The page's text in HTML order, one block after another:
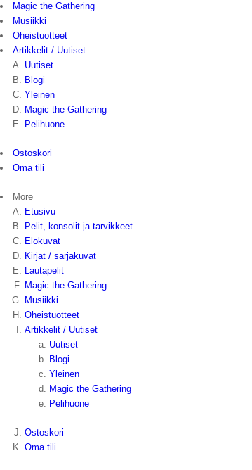
Magic the Gathering
Musiikki
Oheistuotteet
Artikkelit / Uutiset
Uutiset
Blogi
Yleinen
Magic the Gathering
Pelihuone
Ostoskori
Oma tili
More
Etusivu
Pelit, konsolit ja tarvikkeet
Elokuvat
Kirjat / sarjakuvat
Lautapelit
Magic the Gathering
Musiikki
Oheistuotteet
Artikkelit / Uutiset
Uutiset
Blogi
Yleinen
Magic the Gathering
Pelihuone
Ostoskori
Oma tili